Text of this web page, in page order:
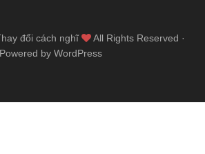
đổi cách nghĩ
All Rights Reserved ·
Powered by WordPress